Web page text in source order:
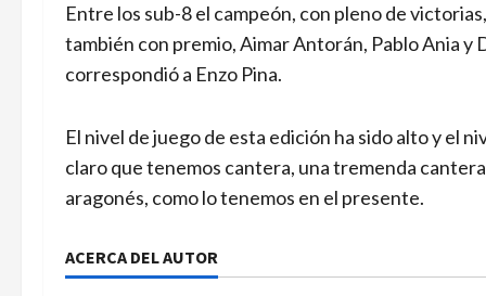
Entre los sub-8 el campeón, con pleno de
también con premio, Aimar Antorán, Pablo Ania y
correspondió a Enzo Pina.
El nivel de juego de esta edición ha sido alto y el
claro que tenemos cantera, una tremenda
aragonés, como lo tenemos en el presente.
ACERCA DEL AUTOR